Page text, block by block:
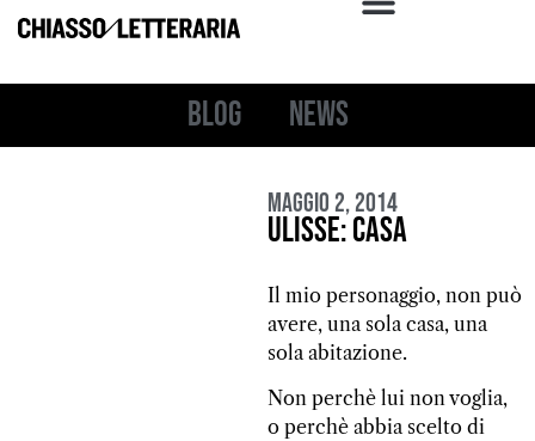
Blog News
Maggio 2, 2014
Ulisse: casa
Il mio personaggio, non può
avere, una sola casa, una
sola abitazione.
Non perchè lui non voglia,
o perchè abbia scelto di